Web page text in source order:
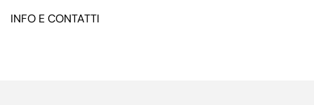
INFO E CONTATTI